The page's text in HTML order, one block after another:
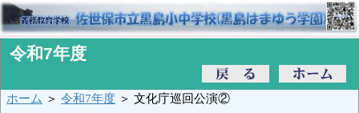
令和7年度
ホーム ＞ 令和7年度 ＞ 文化庁巡回公演②